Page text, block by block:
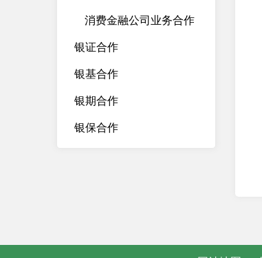
消费金融公司业务合作
银证合作
银基合作
银期合作
银保合作